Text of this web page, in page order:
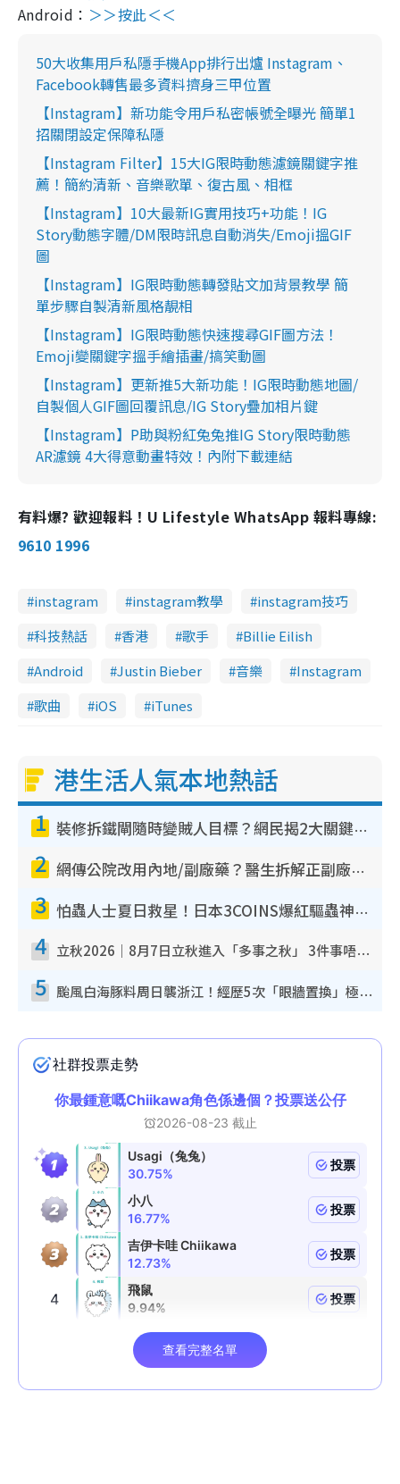
Android ： ＞＞按此＜＜
50大收集用戶私隱手機App排行出爐 Instagram、
Facebook轉售最多資料擠身三甲位置
【Instagram】新功能令用戶私密帳號全曝光 簡單1
招關閉設定保障私隱
【Instagram Filter】15大IG限時動態濾鏡關鍵字推
薦！簡約清新、音樂歌單、復古風、相框
【Instagram】10大最新IG實用技巧+功能！IG
Story動態字體/DM限時訊息自動消失/Emoji搵GIF
圖
【Instagram】IG限時動態轉發貼文加背景教學 簡
單步驟自製清新風格靚相
【Instagram】IG限時動態快速搜尋GIF圖方法！
Emoji變關鍵字搵手繪插畫/搞笑動圖
【Instagram】更新推5大新功能！IG限時動態地圖/
自製個人GIF圖回覆訊息/IG Story疊加相片鍵
【Instagram】P助與粉紅兔兔推IG Story限時動態
AR濾鏡 4大得意動畫特效！內附下載連結
有料爆? 歡迎報料！U Lifestyle WhatsApp 報料專線:
9610 1996
instagram instagram教學
instagram技巧
科技熱話
香港 歌手
Billie Eilish
Android
Justin Bieber 音樂
Instagram
歌曲
iOS iTunes
港生活人氣本地熱話
1 裝修拆鐵閘隨時變賊人目標？網民揭2大關鍵用途：裝新式等於白裝？附新舊鐵閘分別
2 網傳公院改用內地/副廠藥？醫生拆解正副廠分別 揭4類人換藥隨時出事
3 怕蟲人士夏日救星！日本3COINS爆紅驅蟲神器$45起 1招「全程免觸碰」輕鬆搞定小強
4 立秋2026｜8月7日立秋進入「多事之秋」 3件事唔做得！專家教6招開運 清枱頭／銀包納氣接好運
5 颱風白海豚料周日襲浙江！經歷5次「眼牆置換」極罕見 成登陸內地最長途颱風